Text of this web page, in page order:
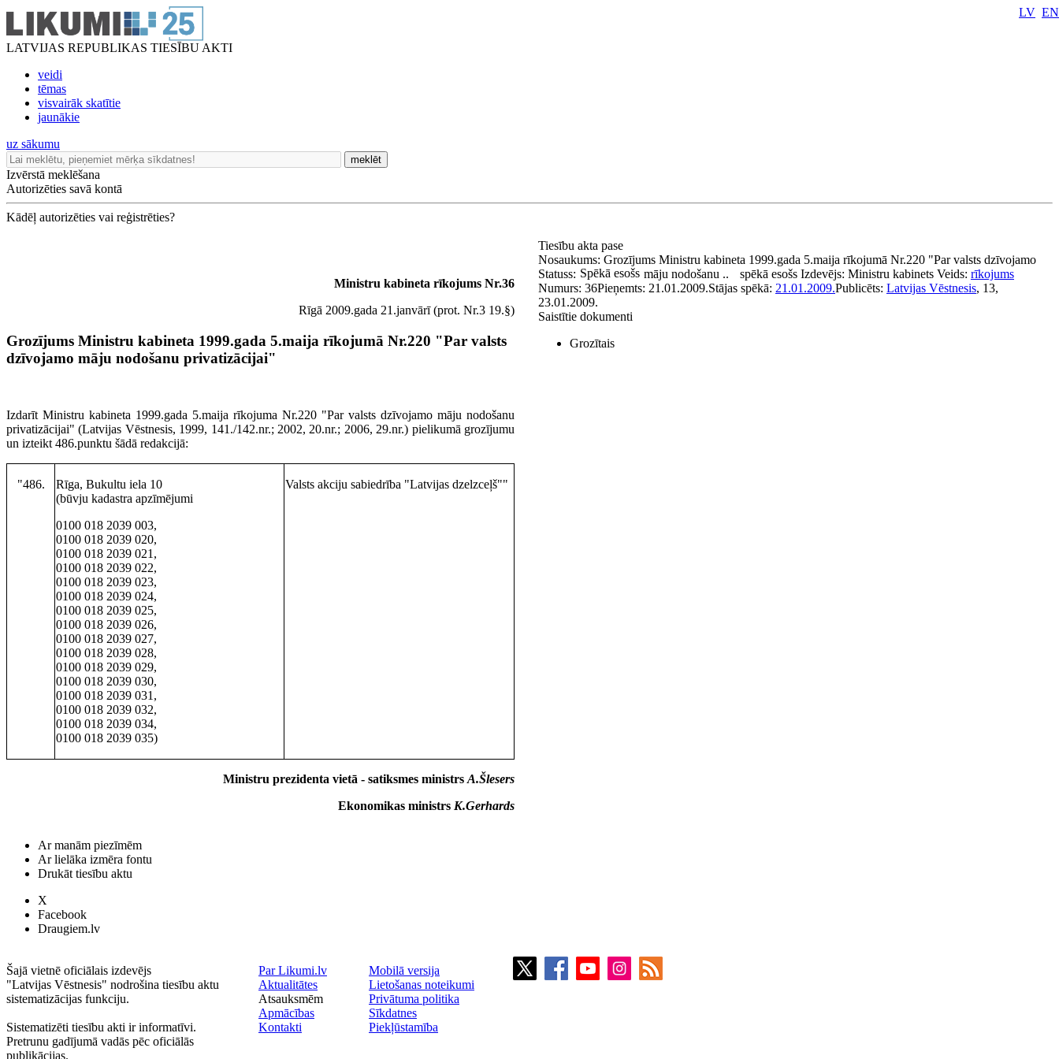
LATVIJAS REPUBLIKAS TIESĪBU AKTI
veidi
tēmas
visvairāk skatītie
jaunākie
LV EN
uz sākumu
meklēt
Izvērstā meklēšana
Autorizēties savā kontā
Kādēļ autorizēties vai reģistrēties?
Ministru kabineta rīkojums Nr.36
Rīgā 2009.gada 21.janvārī (prot. Nr.3 19.§)
Grozījums Ministru kabineta 1999.gada 5.maija rīkojumā Nr.220 "Par valsts
dzīvojamo māju nodošanu privatizācijai"
Izdarīt Ministru kabineta 1999.gada 5.maija rīkojuma Nr.220 "Par valsts dzīvojamo māju nodošanu
privatizācijai" (Latvijas Vēstnesis, 1999, 141./142.nr.; 2002, 20.nr.; 2006, 29.nr.) pielikumā grozījumu
un izteikt 486.punktu šādā redakcijā:
"486.
Rīga, Bukultu iela 10
(būvju kadastra apzīmējumi
0100 018 2039 003,
0100 018 2039 020,
0100 018 2039 021,
0100 018 2039 022,
0100 018 2039 023,
0100 018 2039 024,
0100 018 2039 025,
0100 018 2039 026,
0100 018 2039 027,
0100 018 2039 028,
0100 018 2039 029,
0100 018 2039 030,
0100 018 2039 031,
0100 018 2039 032,
0100 018 2039 034,
0100 018 2039 035)
Valsts akciju sabiedrība "Latvijas dzelzceļš""
Ministru prezidenta vietā - satiksmes ministrsA.Šlesers
Ekonomikas ministrs K.Gerhards
Tiesību akta pase
Nosaukums: Grozījums Ministru kabineta 1999.gada 5.maija rīkojumā Nr.220 "Par valsts dzīvojamo
māju nodošanu ..
Statuss: Spēkā esošs spēkā esošs Izdevējs: Ministru kabinets Veids: rīkojums
Numurs: 36Pieņemts: 21.01.2009.Stājas spēkā: 21.01.2009.Publicēts: Latvijas Vēstnesis, 13,
23.01.2009.
Saistītie dokumenti
Grozītais
Ar manām piezīmēm
Ar lielāka izmēra fontu
Drukāt tiesību aktu
X
Facebook
Draugiem.lv
Šajā vietnē oficiālais izdevējs
"Latvijas Vēstnesis" nodrošina tiesību aktu
sistematizācijas funkciju.
Sistematizēti tiesību akti ir informatīvi.
Pretrunu gadījumā vadās pēc oficiālās
publikācijas.
Par Likumi.lv
Aktualitātes
Atsauksmēm
Apmācības
Kontakti
Mobilā versija
Lietošanas noteikumi
Privātuma politika
Sīkdatnes
Piekļūstamība